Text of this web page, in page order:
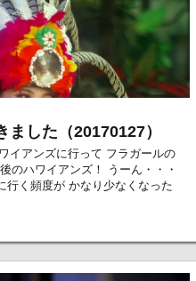
した（20170127）
イアンズに行って フラガールの
のハワイアンズ！ うーん・・・
行く頻度が かなり少なくなった